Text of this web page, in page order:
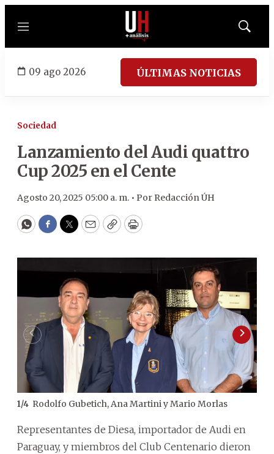
Menú
Mostrar
09 ago 2026 ÚLTIMAS NOTICIAS
Sociedad
Lanzamiento del Audi quattro
Cup 2025 en el Cente
Agosto 20, 2025 05:00 a. m. • Por Redacción ÚH
WhatsApp
Facebook
Twitter
EmailCopyPrint
1/4 Rodolfo Gubetich, Ana Martini y Mario Morlas
Representantes de Diesa, importador de Audi en
Paraguay, y miembros del Club Centenario dieron